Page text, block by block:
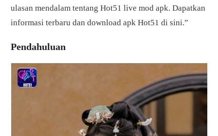
ulasan mendalam tentang Hot51 live mod apk. Dapatkan
informasi terbaru dan download apk Hot51 di sini.”
Pendahuluan